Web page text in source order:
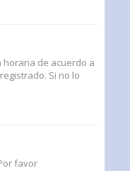
horaria de acuerdo a
Si no lo
favor